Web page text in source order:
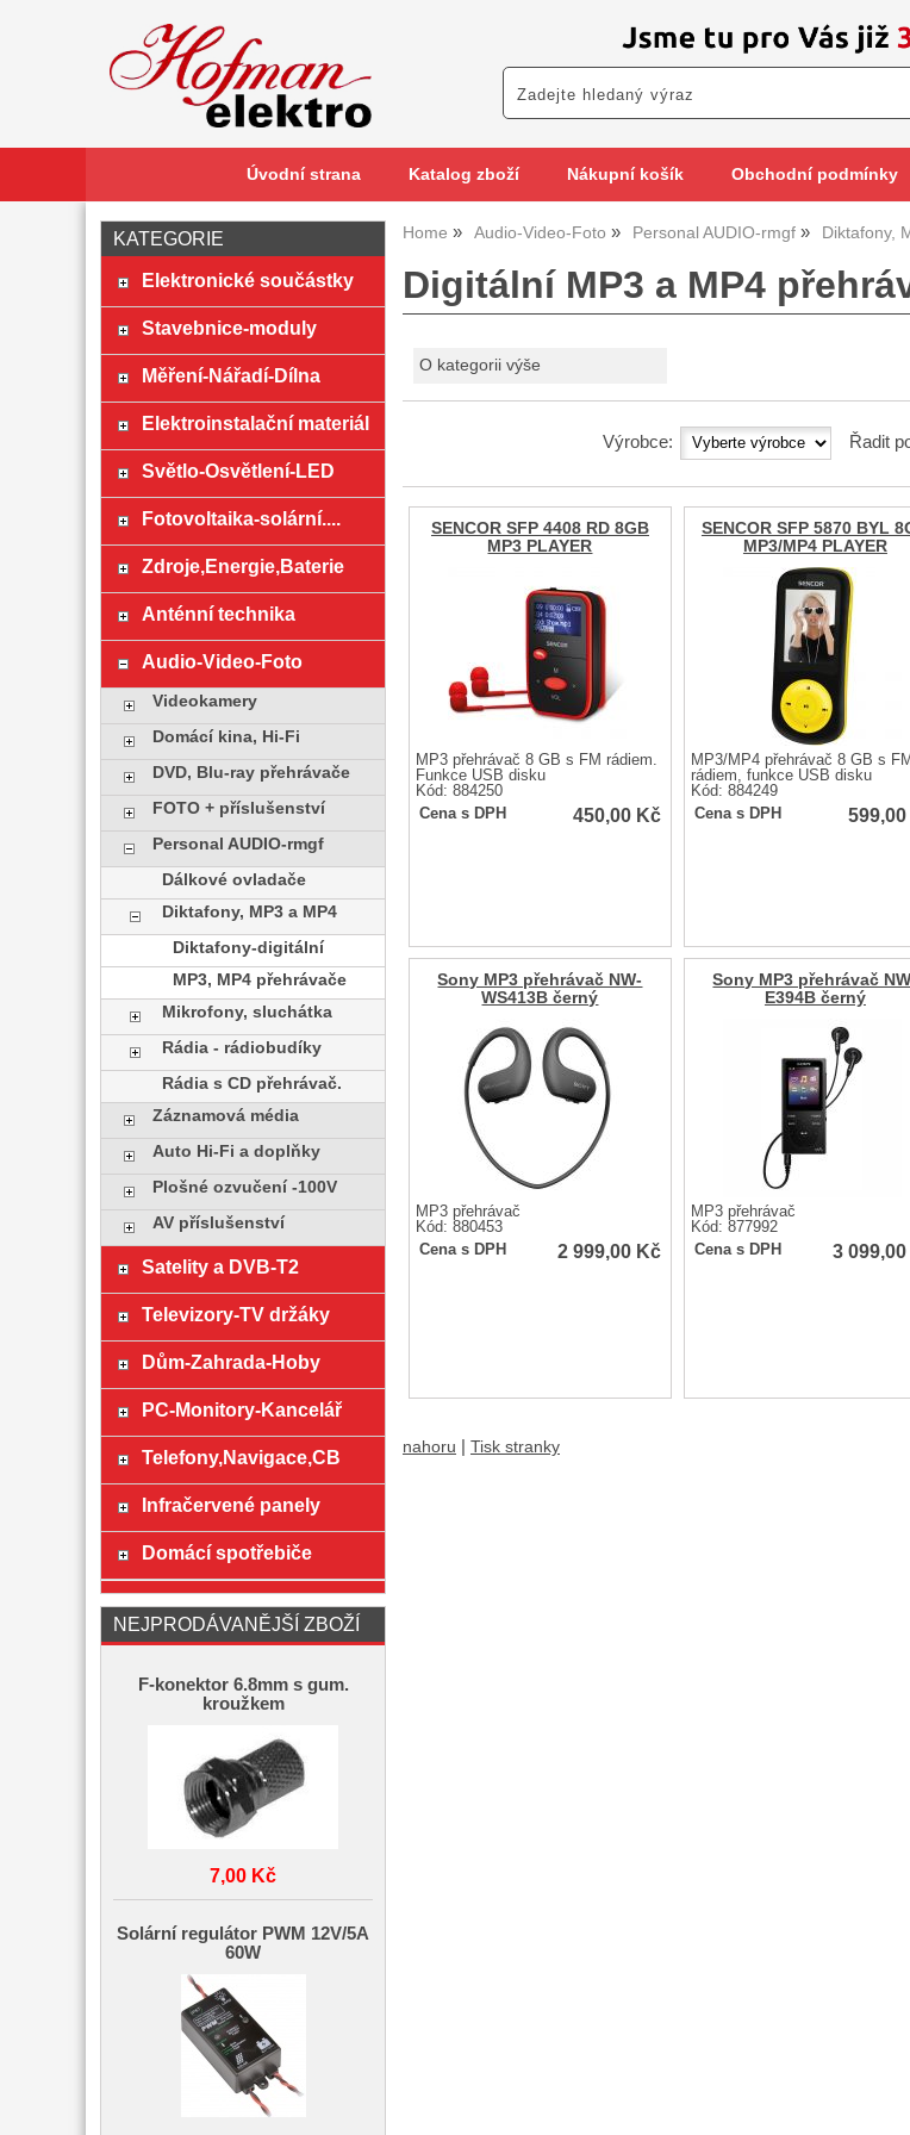
Úvodní strana Katalog zboží Nákupní košík Obchodní podmínky
Home Audio-Video-Foto Personal AUDIO-rmgf Diktafony,
Digitální MP3 a MP4
O kategorii výše
Výrobce: Řadit
SENCOR SFP 4408 RD 8GB
MP3 PLAYER
MP3 přehrávač 8 GB s FM rádiem.
Funkce USB disku
Kód: 884250
Cena s DPH
450,00 Kč
SENCOR SFP 5870 BYL
MP3/MP4 PLAYER
MP3/MP4 přehrávač 8 GB s FM
rádiem, funkce USB disku
Kód: 884249
Cena s DPH
599,00
Sony MP3 přehrávač NW-
WS413B černý
MP3 přehrávač
Kód: 880453
Cena s DPH
2 999,00 Kč
Sony MP3 přehrávač
E394B černý
MP3 přehrávač
Kód: 877992
Cena s DPH
3 099,00
nahoru Tisk stranky
KATEGORIE
Elektronické součástky
Stavebnice-moduly
Měření-Nářadí-Dílna
Elektroinstalační materiál
Světlo-Osvětlení-LED
Fotovoltaika-solární....
Zdroje,Energie,Baterie
Anténní technika
Audio-Video-Foto
Videokamery
Domácí kina, Hi-Fi
DVD, Blu-ray přehrávače
FOTO + příslušenství
Personal AUDIO-rmgf
Dálkové ovladače
Diktafony, MP3 a MP4
Diktafony-digitální
MP3, MP4 přehrávače
Mikrofony, sluchátka
Rádia - rádiobudíky
Rádia s CD přehrávač.
Záznamová média
Auto Hi-Fi a doplňky
Plošné ozvučení -100V
AV příslušenství
Satelity a DVB-T2
Televizory-TV držáky
Dům-Zahrada-Hoby
PC-Monitory-Kancelář
Telefony,Navigace,CB
Infračervené panely
Domácí spotřebiče
NEJPRODÁVANĚJŠÍ ZBOŽÍ
F-konektor 6.8mm s gum.
kroužkem
7,00 Kč
Solární regulátor PWM 12V/5A
60W